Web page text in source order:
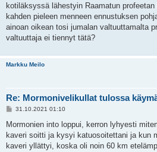
kotiläksyssä lähestyin Raamatun
kahden pieleen menneen ennustuksen
ainoan oikean tosi jumalan valtuuttamalta
valtuuttaja ei tiennyt tätä?
Markku Meilo
Re: Mormonivelikullat tulossa
V
e
t
i
31.10.2021 01:10
Mormonien into loppui, kerron lyhyesti
kaveri soitti ja kysyi katuosoitettani ja kun
kaveri yllättyi, koska oli noin 60 km